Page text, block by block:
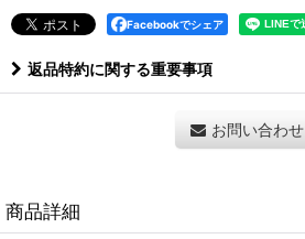
Facebookでシェア
返品特約に関する重要事項
お問い合わせ
商品詳細